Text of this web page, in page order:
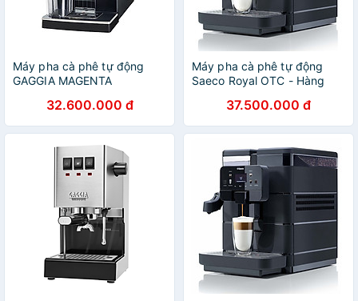
Máy pha cà phê tự động
GAGGIA MAGENTA
32.600.000 đ
Máy pha cà phê tự động
Saeco Royal OTC - Hàng
37.500.000 đ